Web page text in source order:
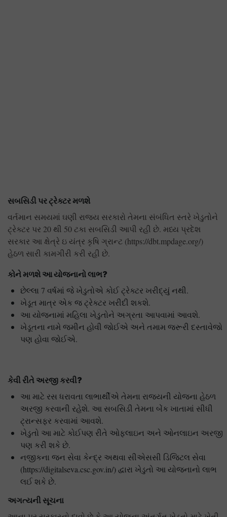
સબસિડી પર ટ્રેક્ટર મળશે
વર્તમાન સમયમાં ઘણી રાજ્ય સરકારો તેમના સંબંધિત સ્તરે ખેડુતોને
ટ્રેક્ટર પર 20 થી 50 ટકા સબસિડી આપી રહી છે. મધ્ય પ્રદેશ
સરકાર આ ક્ષેત્રે ઇ યંત્ર કૃષિ ગ્રાન્ટ (https://dbt.mpdage.org/)
હેઠળ સારી કામગીરી કરી રહી છે.
કોને મળશે આ યોજનાનો લાભ?
છેલ્લા 7 વર્ષમાં જે ખેડુતોએ કોઈ ટ્રેક્ટર ખરીદ્યું નથી.
ખેડૂત માત્ર એક જ ટ્રેક્ટર ખરીદી શકશે.
આ યોજનામાં મહિલા ખેડુતોને અગ્રતા આપવામાં આવશે.
ખેડૂતના નામે જમીન હોવી જોઈએ અને તમામ જરૂરી દસ્તાવેજો
પણ હોવા જોઈએ.
કેવી રીતે અરજી કરવી?
આ માટે રસ ધરાવતા લાભાર્થીએ તેમના રાજ્યની યોજના હેઠળ
અરજી કરવાની રહેશે. આ સબસિડી તેમના બેંક ખાતામાં સીધી
ટ્રાન્સફર કરવામાં આવશે.
ખેડુતો આ માટે કોઈપણ રીતે ઓફલાઇન અને ઓનલાઇન અરજી
પણ કરી શકે છે.
નજીકના જન સેવા કેન્દ્ર અથવા સીએસસી ડિજિટલ સેવા
(https://digitalseva.csc.gov.in/) દ્વારા ખેડુતો આ યોજનાનો લાભ
લઈ શકે છે.
અગત્યની સૂચના